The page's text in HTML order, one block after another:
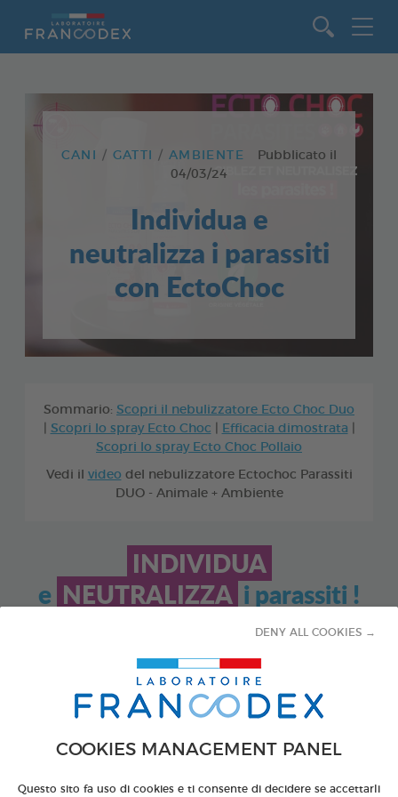
COOKIES MANAGEMENT PANEL
Questo sito fa uso di cookies e ti consente di decidere se accettarli
DENY ALL COOKIES →
CANI GATTI AMBIENTE
Pubblicato il
04/03/24
Individua e
neutralizza i parassiti
con EctoChoc
Sommario: Scopri il nebulizzatore Ecto Choc Duo
Scopri lo spray Ecto Choc Efficacia dimostrata
Scopri lo spray Ecto Choc Pollaio
Vedi il video del nebulizzatore Ectochoc Parassiti
DUO - Animale + Ambiente
INDIVIDUA
e NEUTRALIZZA i parassiti !
Laboratoire Francodex offre un'ampia gamma di
prodotti antiparassitari
, in diversi formati per
facilitarne l'uso e fornire una copertura ottimale agli
animali domestici e al loro ambiente.
agiscono sui parassiti presenti sull'animale e nel